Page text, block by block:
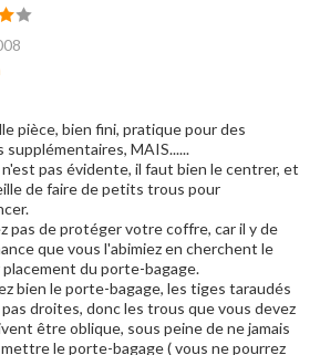
pièce, bien fini, pratique pour des
supplémentaires, MAIS......
n'est pas évidente, il faut bien le centrer, et
de faire de petits trous pour
pas de protéger votre coffre, car il y de
que vous l'abimiez en cherchent le
placement du porte-bagage.
bien le porte-bagage, les tiges taraudés
droites, donc les trous que vous devez
être oblique, sous peine de ne jamais
le porte-bagage ( vous ne pourrez